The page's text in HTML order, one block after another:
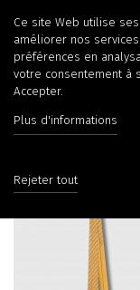
Ce site Web utilise
améliorer nos
préférences en
votre consentement à
Accepter.
Plus d'informations
Rejeter tout